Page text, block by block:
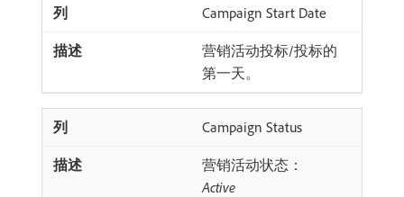
Campaign Start Date
营销活动投标/投标的
第一天。
Campaign Status
营销活动状态：
Active